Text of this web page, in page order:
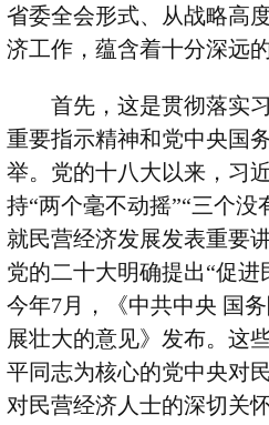
省委全会形式、从战略高
济工作，蕴含着十分深远
首先，这是贯彻落实
重要指示精神和党中央国
举。党的十八大以来，习
持“两个毫不动摇”“三个没
就民营经济发展发表重要
党的二十大明确提出“促进
今年7月，《中共中央 国
展壮大的意见》发布。这
平同志为核心的党中央对
对民营经济人士的深切关